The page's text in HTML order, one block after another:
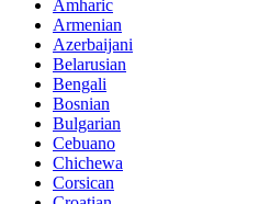
Amharic
Armenian
Azerbaijani
Belarusian
Bengali
Bosnian
Bulgarian
Cebuano
Chichewa
Corsican